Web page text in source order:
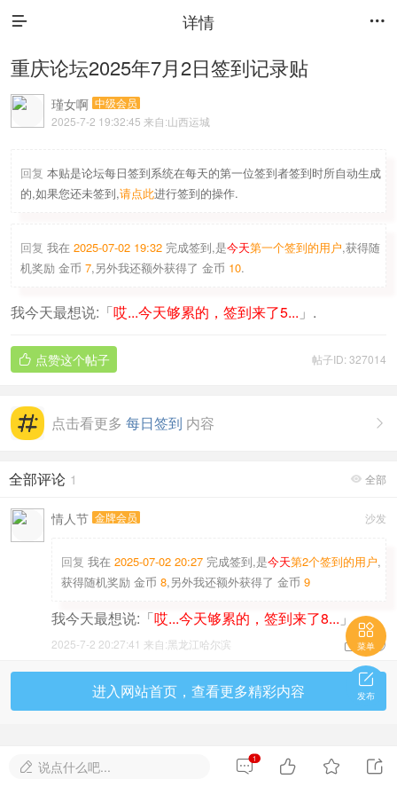
 详情 
重庆论坛2025年7月2日签到记录贴
瑾女啊 中级会员
2025-7-2 19:32:45 来自:山西运城
回复 本贴是论坛每日签到系统在每天的第一位签到者签到时所自动生成
的,如果您还未签到,请点此进行签到的操作.
回复 我在 2025-07-02 19:32 完成签到,是今天第一个签到的用户,获得随
机奖励 金币 7,另外我还额外获得了 金币 10.
我今天最想说:「哎...今天够累的，签到来了5... 」.
帖子ID: 327014
 点赞这个帖子

点击看更多 每日签到 内容
 全部
全部评论 1
沙发
情人节 金牌会员
回复 我在 2025-07-02 20:27 完成签到,是今天第2个签到的用户,
获得随机奖励 金币 8,另外我还额外获得了 金币 9
我今天最想说:「哎...今天够累的，签到来了8... 」.
 
2025-7-2 20:27:41 来自:黑龙江哈尔滨
进入网站首页，查看更多精彩内容

菜单

发布
 说点什么吧... 1   